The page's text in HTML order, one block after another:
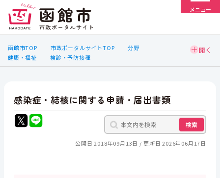
メニュー
函館市TOP 市政ポータルサイトTOP
分野
健康・福祉
検診・予防接種
感染症・結核に関する申請・届出書類
検索
公開日 2018年09月13日 更新日 2026年06月17日